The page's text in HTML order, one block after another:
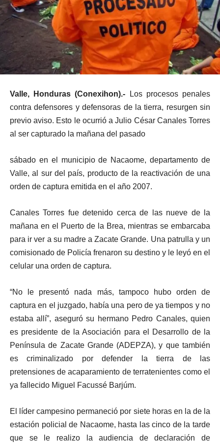
Valle, Honduras (Conexihon).- Los procesos penales
contra defensores y defensoras de la tierra, resurgen sin
previo aviso. Esto le ocurrió a Julio César Canales Torres
al ser capturado la mañana del pasado
sábado en el municipio de Nacaome, departamento de
Valle, al sur del país, producto de la reactivación de una
orden de captura emitida en el año 2007.
Canales Torres fue detenido cerca de las nueve de la
mañana en el Puerto de la Brea, mientras se embarcaba
para ir ver a su madre a Zacate Grande. Una patrulla y un
comisionado de Policía frenaron su destino y le leyó en el
celular una orden de captura.
“No le presentó nada más, tampoco hubo orden de
captura en el juzgado, había una pero de ya tiempos y no
estaba allí”, aseguró su hermano Pedro Canales, quien
es presidente de la Asociación para el Desarrollo de la
Península de Zacate Grande (ADEPZA), y que también
es criminalizado por defender la tierra de las
pretensiones de acaparamiento de terratenientes como el
ya fallecido Miguel Facussé Barjúm.
El líder campesino permaneció por siete horas en la de la
estación policial de Nacaome, hasta las cinco de la tarde
que se le realizo la audiencia de declaración de